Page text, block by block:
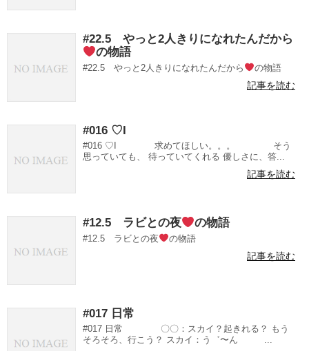
#22.5 やっと2人きりになれたんだから
の物語
#22.5 やっと2人きりになれたんだから の物語
記事を読む
#016 ♡I
#016 ♡I 求めてほしい。。。 そう
思っていても、 待っていてくれる 優しさに、答...
記事を読む
#12.5 ラビとの夜 の物語
#12.5 ラビとの夜 の物語
記事を読む
#017 日常
#017 日常 〇〇：スカイ？起きれる？ もう
そろそろ、行こう？ スカイ：う゛〜ん ...